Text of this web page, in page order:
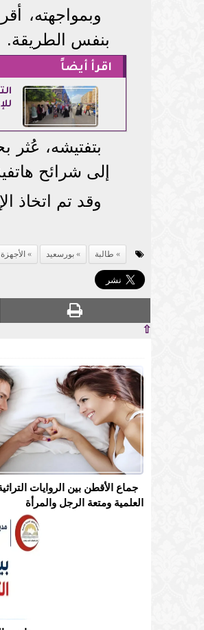
وبمواجهته،
بنفس الطريقة.
اقرأ أيضاً
بتفتيشه،
إلى شرائح
وقد تم اتخاذ
طالبة بورسعيد
⇧
جماع الأقطن بين الروايات
العلمية ومتعة الرجل والمرأة